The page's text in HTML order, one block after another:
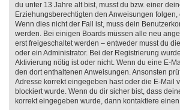
du unter 13 Jahre alt bist, musst du bzw. einer
Erziehungsberechtigten den Anweisungen
Wenn dies nicht der Fall ist, muss dein
werden. Bei einigen Boards müssen alle neu
erst freigeschaltet werden – entweder musst du
oder ein Administrator. Bei der Registrierung
Aktivierung nötig ist oder nicht. Wenn du eine E-
den dort enthaltenen Anweisungen. Ansonsten
Adresse korrekt eingegeben hast oder die E-Mail
blockiert wurde. Wenn du dir sicher bist, dass
korrekt eingegeben wurde, dann kontaktiere